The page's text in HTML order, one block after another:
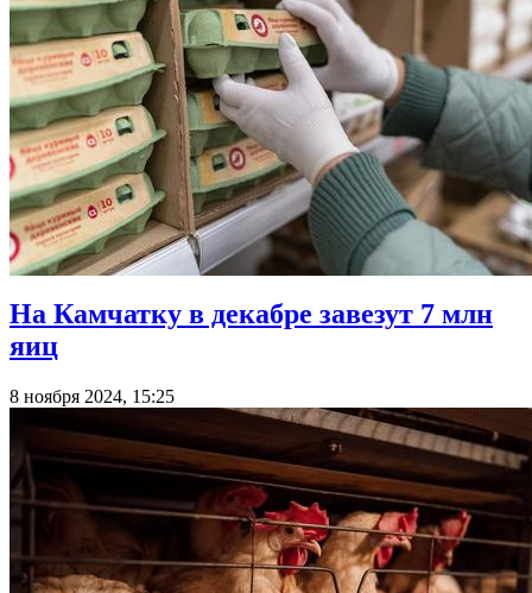
На Камчатку в декабре завезут 7 млн
яиц
8 ноября 2024, 15:25